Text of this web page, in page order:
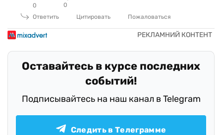
0
0
Ответить
Цитировать Пожаловаться
Оставайтесь в курсе последних
событий!
Подписывайтесь на наш канал в Telegram
Следить в Телеграмме